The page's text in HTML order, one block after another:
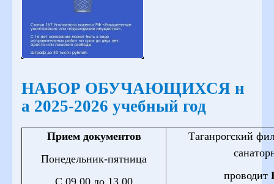
НАБОР ОБУЧАЮЩИХСЯ н
а 2025-2026 учебный год
Прием документов
Понедельник-пятница
Таганрогский
проводит